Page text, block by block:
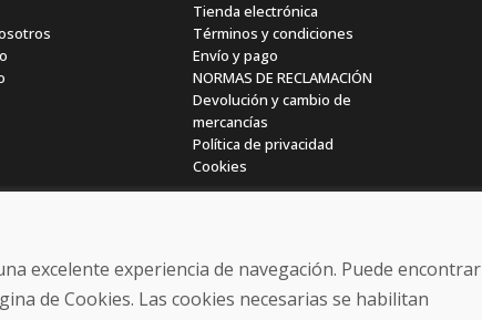
Tienda electrónica
Términos y condiciones
Envío y pago
NORMAS DE RECLAMACIÓN
Devolución y cambio de
mercancías
Política de privacidad
Cookies
excelente experiencia de navegación. Puede encontrar
de Cookies. Las cookies necesarias se habilitan